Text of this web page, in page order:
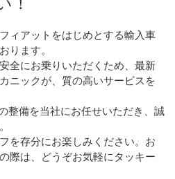
ィアットをはじめとする輸入車
ります。
全にお乗りいただくため、最新
ニックが、質の高いサービスを
整備を当社にお任せいただき、誠
を存分にお楽しみください。お
際は、どうぞお気軽にタッキー